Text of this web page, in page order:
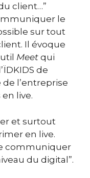
client…”
le
sur tout
Il évoque
Meet qui
de
l’entreprise
live.
et surtout
en live.
communiquer
du digital”.